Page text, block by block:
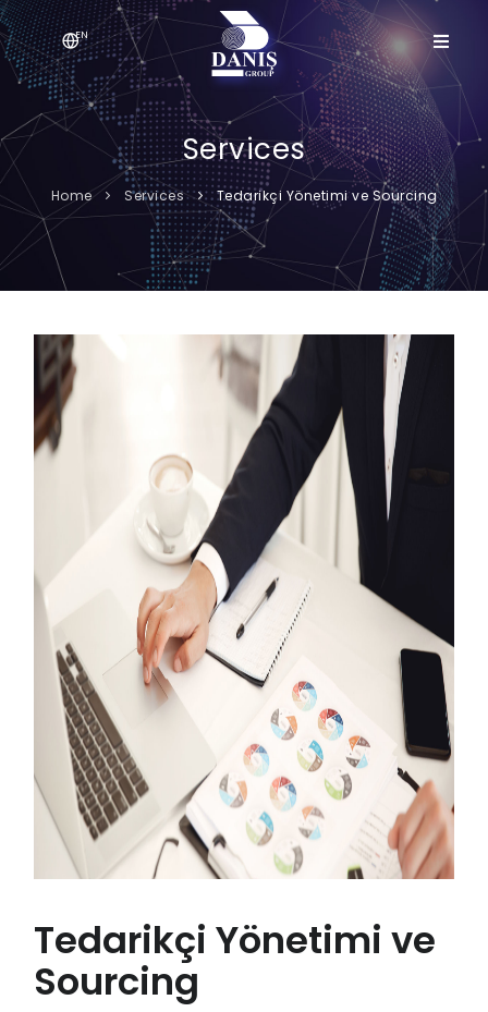
EN
Services
Home Services Tedarikçi Yönetimi ve Sourcing
Tedarikçi Yönetimi ve
Sourcing